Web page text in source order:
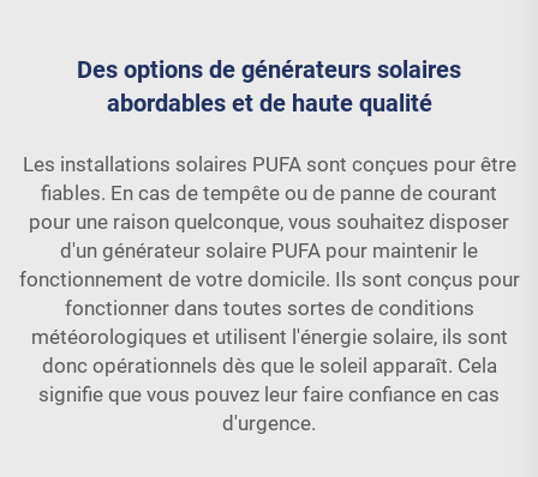
Des options de générateurs solaires
abordables et de haute qualité
Les installations solaires PUFA sont conçues pour être
fiables. En cas de tempête ou de panne de courant
pour une raison quelconque, vous souhaitez disposer
d'un générateur solaire PUFA pour maintenir le
fonctionnement de votre domicile. Ils sont conçus pour
fonctionner dans toutes sortes de conditions
météorologiques et utilisent l'énergie solaire, ils sont
donc opérationnels dès que le soleil apparaît. Cela
signifie que vous pouvez leur faire confiance en cas
d'urgence.